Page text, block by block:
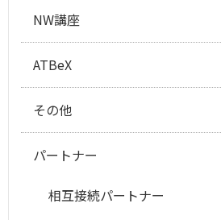
NW講座
ATBeX
その他
パートナー
相互接続パートナー